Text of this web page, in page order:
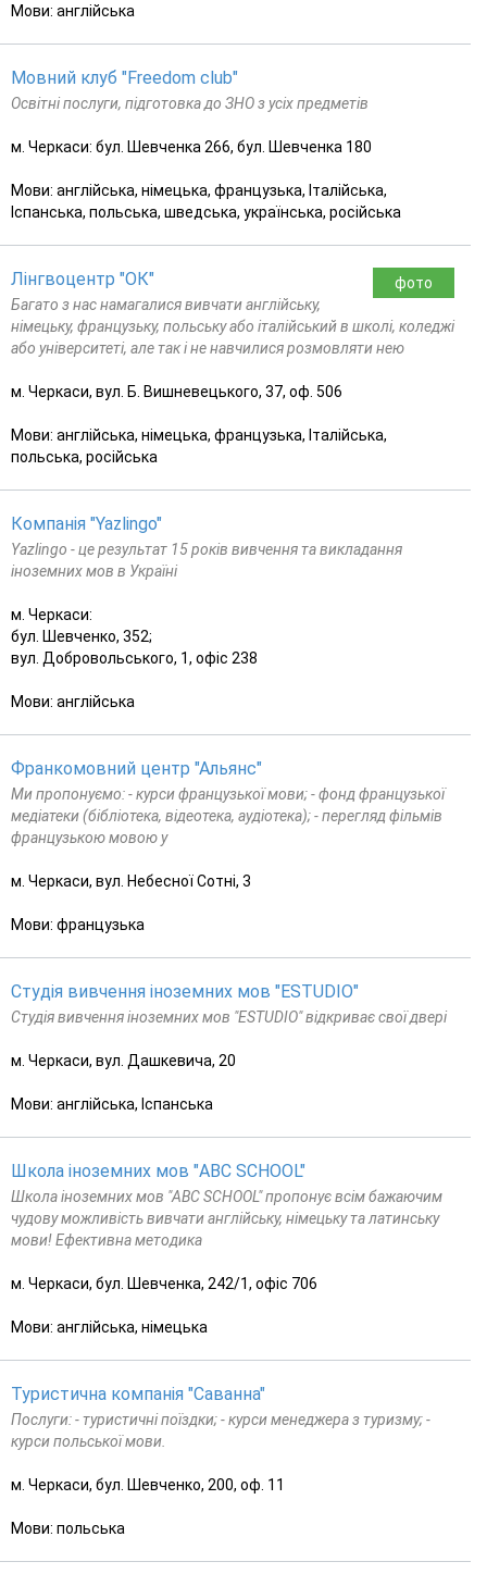
Мови: англійська
Мовний клуб "Freedom club"
Освітні послуги, підготовка до ЗНО з усіх предметів
м. Черкаси: бул. Шевченка 266, бул. Шевченка 180
Мови: англійська, німецька, французька, Італійська,
Іспанська, польська, шведська, українська, російська
фото
Лінгвоцентр "ОК"
Багато з нас намагалися вивчати англійську,
німецьку, французьку, польську або італійський в школі, коледжі
або університеті, але так і не навчилися розмовляти нею
м. Черкаси, вул. Б. Вишневецького, 37, оф. 506
Мови: англійська, німецька, французька, Італійська,
польська, російська
Компанія "Yazlingo"
Yazlingo - це результат 15 років вивчення та викладання
іноземних мов в Україні
м. Черкаси:
бул. Шевченко, 352;
вул. Добровольського, 1, офіс 238
Мови: англійська
Франкомовний центр "Альянс"
Ми пропонуємо: - курси французької мови; - фонд французької
медіатеки (бібліотека, відеотека, аудіотека); - перегляд фільмів
французькою мовою у
м. Черкаси, вул. Небесної Сотні, 3
Мови: французька
Студія вивчення іноземних мов "ESTUDIO"
Студія вивчення іноземних мов "ESTUDIO" відкриває свої двері
м. Черкаси, вул. Дашкевича, 20
Мови: англійська, Іспанська
Школа іноземних мов "ABC SCHOOL"
Школа іноземних мов "ABC SCHOOL" пропонує всім бажаючим
чудову можливість вивчати англійську, німецьку та латинську
мови! Ефективна методика
м. Черкаси, бул. Шевченка, 242/1, офіс 706
Мови: англійська, німецька
Туристична компанія "Саванна"
Послуги: - туристичні поїздки; - курси менеджера з туризму; -
курси польської мови.
м. Черкаси, бул. Шевченко, 200, оф. 11
Мови: польська